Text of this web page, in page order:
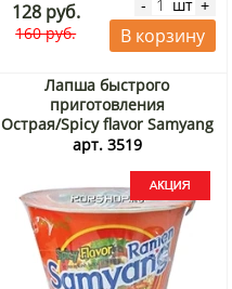
128 руб.
160 руб.
- шт +
В корзину
Лапша быстрого
приготовления
Острая/Spicy flavor Samyang
, Корея, 115 г Акция
арт. 3519